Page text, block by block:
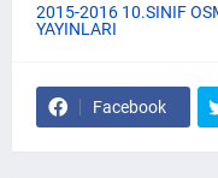
2015-2016 10.SINIF
YAYINLARI
Facebook